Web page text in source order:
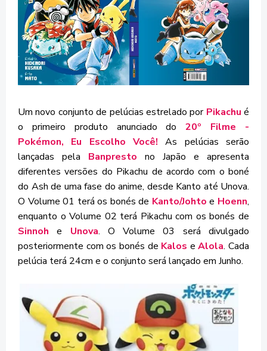
Um novo conjunto de pelúcias estrelado por Pikachu é
o primeiro produto anunciado do20º Filme -
Pokémon, Eu Escolho Você! As pelúcias serão
lançadas pela Banpresto no Japão e apresenta
diferentes versões do Pikachu de acordo com o boné
do Ash de uma fase do anime, desde Kanto até Unova.
O Volume 01 terá os bonés de Kanto/Johto e Hoenn,
enquanto o Volume 02 terá Pikachu com os bonés de
Sinnoh e Unova. O Volume 03 será divulgado
posteriormente com os bonés de Kalos eAlola. Cada
pelúcia terá 24cm e o conjunto será lançado em Junho.